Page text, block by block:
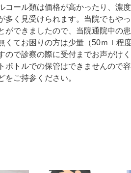
コール類は価格が高かったり、濃
多く見受けられます。当院でもや
ができましたので、当院通院中の
くてお困りの方は少量（50ｍｌ程
ので診察の際に受付までお声がけ
ボトルでの保管はできませんので
をご持参ください。